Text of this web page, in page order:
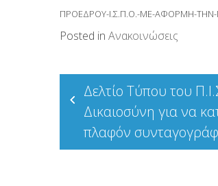
ΠΡΟΕΔΡΟΥ-Ι.Σ.Π.Ο.-ΜΕ-ΑΦΟΡΜΗ-ΤΗΝ-
Posted in Ανακοινώσεις
Πλοήγηση
άρθρων
Δελτίο Τύπου του
Δικαιοσύνη για να
πλαφόν